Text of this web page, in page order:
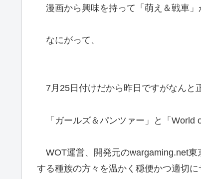
漫画から興味を持って「萌え＆戦車」
なにがって、
7月25日付けだから昨日ですがなんと
「ガールズ＆パンツァー」と「
WOT運営、開発元のwargaming.net東
する種族の方々を温かく穏便かつ適切